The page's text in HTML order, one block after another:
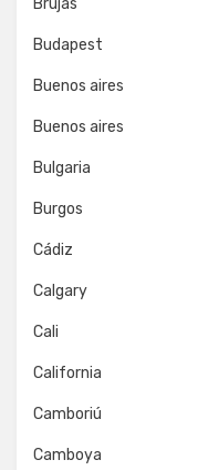
Brujas
Budapest
Buenos aires
Buenos aires
Bulgaria
Burgos
Cádiz
Calgary
Cali
California
Camboriú
Camboya